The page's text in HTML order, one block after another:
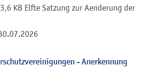
KB Elfte Satzung zur Aenderung der
- Anerkennung